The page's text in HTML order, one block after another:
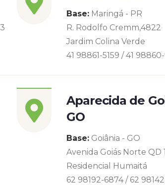
Base: Maringá - PR
R. Rodolfo Cremm,4822
Jardim Colina Verde
41 98861-5159 / 41
Aparecida de
GO
Base: Goiânia - GO
Avenida Goiás Norte QD
Residencial Humaitá
62 98192-6874 / 62